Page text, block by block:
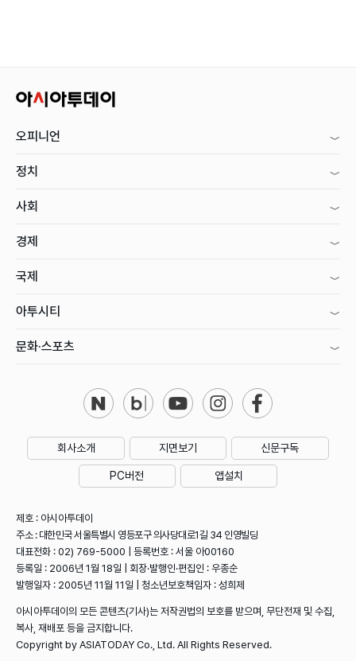
오피니언
정치
사회
경제
국제
아투시티
문화·스포츠
회사소개 지면보기 신문구독
PC버전 앱설치
제호 : 아시아투데이
주소 : 대한민국 서울특별시 영등포구 의사당대로1길 34 인영빌딩
대표전화 : 02) 769-5000 | 등록번호 : 서울 아00160
등록일 : 2006년 1월 18일 | 회장·발행인·편집인 : 우종순
발행일자 : 2005년 11월 11일 | 청소년보호책임자 : 성희제
아시아투데이의 모든 콘텐츠(기사)는 저작권법의 보호를 받으며, 무단전재 및 수집,
복사, 재배포 등을 금지합니다.
Copyright by ASIATODAY Co., Ltd. All Rights Reserved.